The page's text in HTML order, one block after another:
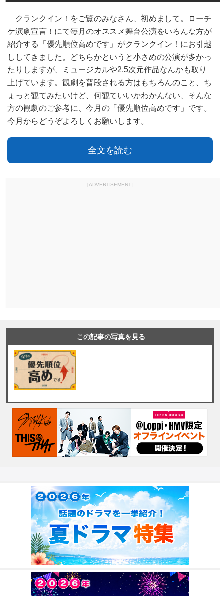
クランクイン！をご覧のみなさん、初めまして。ローチ
ケ演劇宣言！にて毎月のオススメ舞台公演をいろんな方が
紹介する「優先順位高めです」がクランクイン！にお引越
ししてきました。どちらかというと小さめの公演が多かっ
たりしますが、ミュージカルや2.5次元作品なんかも取り
上げています。観劇を普段される方はもちろんのこと、ち
ょっと観てみたいけど、何観ていいかわかんない、そんな
方の観劇のご参考に、今月の「優先順位高めです」です。
今月からどうぞよろしくお願いします。
全文を読む
[ADVERTISEMENT]
この記事の写真を見る